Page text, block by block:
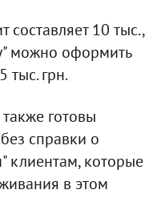
составляет 10 тыс.,
можно оформить
тыс. грн.
готовы
справки о
клиентам, которые
в этом